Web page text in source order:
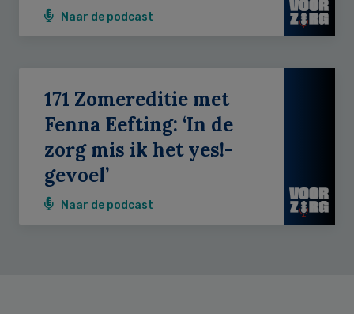
Naar de podcast
171 Zomereditie met
Fenna Eefting: ‘In de
zorg mis ik het yes!-
gevoel’
Naar de podcast